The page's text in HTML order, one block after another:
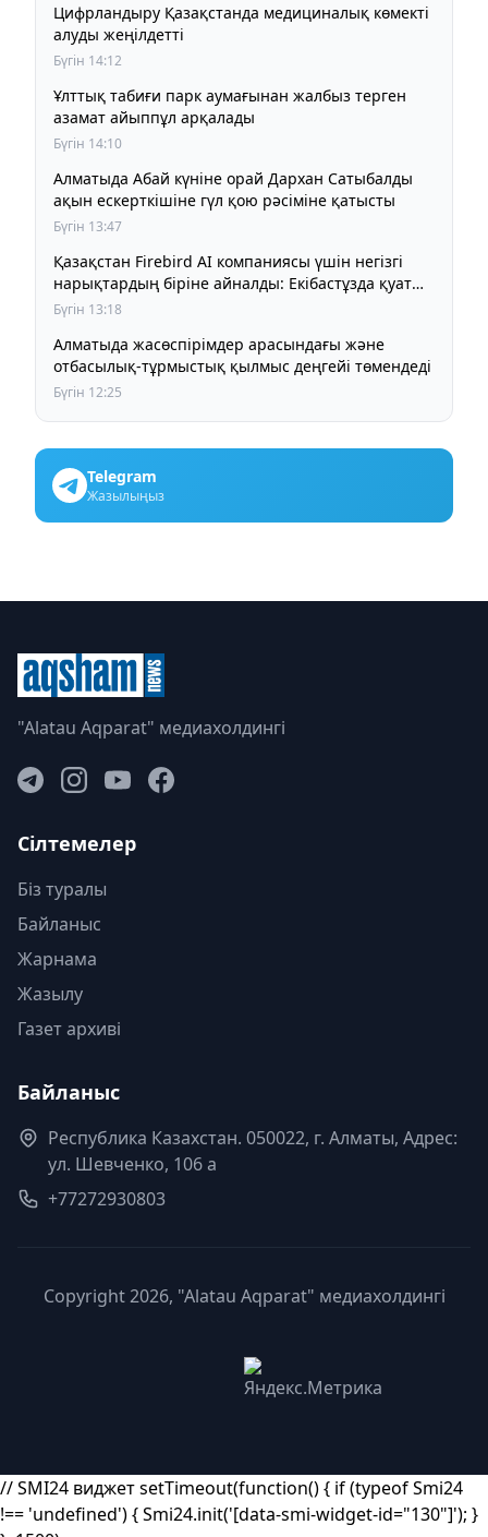
Цифрландыру Қазақстанда медициналық көмекті
алуды жеңілдетті
Бүгін 14:12
Ұлттық табиғи парк аумағынан жалбыз терген
азамат айыппұл арқалады
Бүгін 14:10
Алматыда Абай күніне орай Дархан Сатыбалды
ақын ескерткішіне гүл қою рәсіміне қатысты
Бүгін 13:47
Қазақстан Firebird AI компаниясы үшін негізгі
нарықтардың біріне айналды: Екібастұзда қуаты
125 МВт болатын AI-инфрақұрылым дамып келеді
Бүгін 13:18
Алматыда жасөспірімдер арасындағы және
отбасылық-тұрмыстық қылмыс деңгейі төмендеді
Бүгін 12:25
Telegram
Жазылыңыз
"Alatau Aqparat" медиахолдингі
Сілтемелер
Біз туралы
Байланыс
Жарнама
Жазылу
Газет архиві
Байланыс
Республика Казахстан. 050022, г. Алматы, Адрес:
ул. Шевченко, 106 а
+77272930803
Copyright 2026, "Alatau Aqparat" медиахолдингі
// SMI24 виджет setTimeout(function() { if (typeof Smi24
!== 'undefined') { Smi24.init('[data-smi-widget-id="130"]'); }